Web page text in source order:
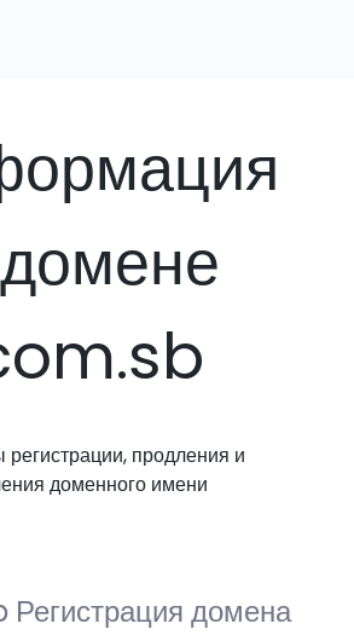
продления и
доменного имени
домена